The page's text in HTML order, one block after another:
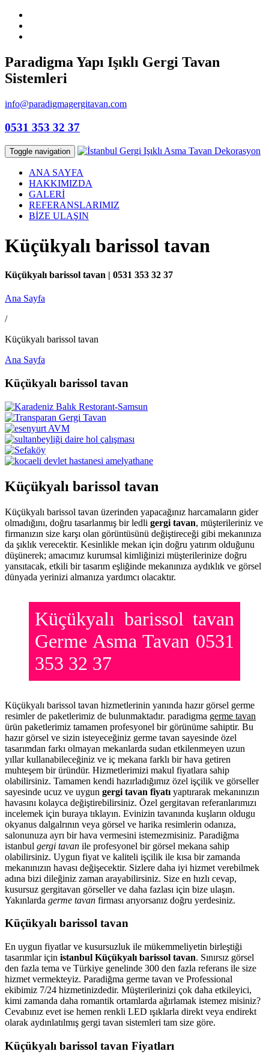
Paradigma Yapı Işıklı Gergi Tavan
Sistemleri
info@paradigmagergitavan.com
0531 353 32 37
Toggle navigation
ANA SAYFA
HAKKIMIZDA
GALERİ
REFERANSLARIMIZ
BİZE ULAŞIN
Küçükyalı barissol tavan
Küçükyalı barissol tavan | 0531 353 32 37
Ana Sayfa
/
Küçükyalı barissol tavan
Ana Sayfa
Küçükyalı barissol tavan
Küçükyalı barissol tavan
Küçükyalı barissol tavan üzerinden yapacağınız harcamaların gider
olmadığını, doğru tasarlanmış bir ledli gergi tavan, müşterileriniz ve
firmanızın size karşı olan görüntüsünü değiştireceği gibi mekanınıza
da şıklık verecektir. Kesinlikle mekan için doğru yatırım olduğunu
düşünerek; amacımız kurumsal kimliğinizi müşterilerinize doğru
yansıtacak, etkili bir tasarım eşliğinde mekanınıza aydıklık ve görsel
dünyada yerinizi almanıza yardımcı olacaktır.
Küçükyalı barissol tavan
Germe Asma Tavan 0531
353 32 37
Küçükyalı barissol tavan hizmetlerinin yanında hazır görsel germe
resimler de paketlerimiz de bulunmaktadır. paradigma germe tavan
ürün paketlerimiz tamamen profesyonel bir görünüme sahiptir. Bu
hazır görsel ve sizin isteyeceğiniz germe tavan sayesinde özel
tasarımdan farkı olmayan mekanlarda sudan etkilenmeyen uzun
yıllar kullanabileceğiniz ve iç mekana farklı bir hava getiren
muhteşem bir üründür. Hizmetlerimizi makul fiyatlara sahip
olabilirsiniz. Tamamen kendi hazırladığımız özel işçilik ve görseller
sayesinde ucuz ve uygun gergi tavan fiyatı yaptırarak mekanınızın
havasını kolayca değiştirebilirsiniz. Özel gergitavan referanlarımızı
incelemek için buraya tıklayın. Evinizin tavanında kuşların oldugu
okyanus dalgalrının veya görsel ve harika resimlerin odanıza,
salonunuza ayrı bir hava vermesini istemezmisiniz. Paradiğma
istanbul gergi tavan ile profesyonel bir görsel mekana sahip
olabilirsiniz. Uygun fiyat ve kaliteli işçilik ile kısa bir zamanda
mekanınızın havası değişecektir. Sizlere daha iyi hizmet verebilmek
adına bizi dileğiniz zaman arayabilirsiniz. Size en hızlı cevap,
kusursuz gergitavan görseller ve daha fazlası için bize ulaşın.
Yakınlarda germe tavan firması arıyorsanız doğru yerdesiniz.
Küçükyalı barissol tavan
En uygun fiyatlar ve kusursuzluk ile mükemmeliyetin birleştiği
tasarımlar için istanbul Küçükyalı barissol tavan. Sınırsız görsel
den fazla tema ve Türkiye genelinde 300 den fazla referans ile size
hizmet vermekteyiz. Paradiğma germe tavan ve Professional
ekibimiz 7/24 hizmetinizdedir. Müşterilerinizi çok daha etkileyici,
kimi zamanda daha romantik ortamlarda ağırlamak istemez misiniz?
Cevabınız evet ise hemen renkli LED ışıklarla direkt veya endirekt
olarak aydınlatılmış gergi tavan sistemleri tam size göre.
Küçükyalı barissol tavan Fiyatları